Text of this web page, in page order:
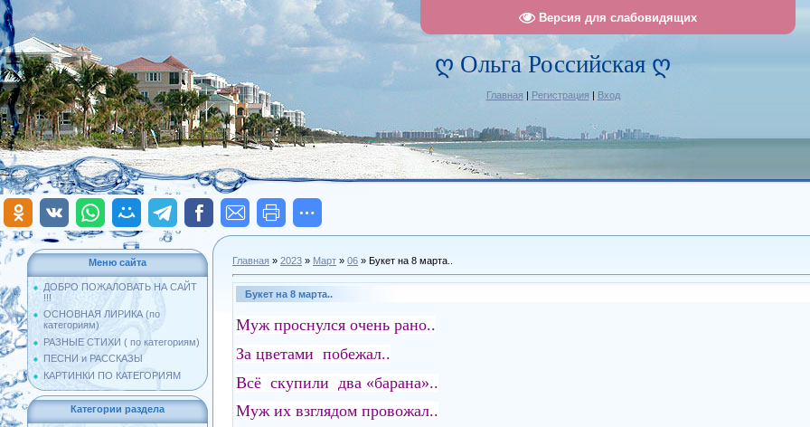
Версия для слабовидящих
ღ Ольга Российская ღ
Главная | Регистрация | Вход
Меню сайта
ДОБРО ПОЖАЛОВАТЬ НА САЙТ
!!!
ОСНОВНАЯ ЛИРИКА (по
категориям)
РАЗНЫЕ СТИХИ ( по категориям)
ПЕСНИ и РАССКАЗЫ
КАРТИНКИ ПО КАТЕГОРИЯМ
Категории раздела
Главная » 2023 » Март » 06 » Букет на 8 марта..
Букет на 8 марта..
Муж проснулся очень рано..
За цветами побежал..
Всё скупили два «барана»..
Муж их взглядом провожал..